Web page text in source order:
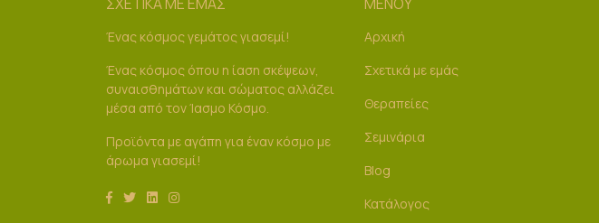
Ένας κόσμος γεμάτος γιασεμί!
Ένας κόσμος όπου η ίαση σκέψεων,
συναισθημάτων και σώματος αλλάζει
μέσα από τον Ίασμο Κόσμο.
Προϊόντα με αγάπη για έναν κόσμο με
άρωμα γιασεμί!
Αρχική
Σχετικά με εμάς
Θεραπείες
Σεμινάρια
Blog
Κατάλογος